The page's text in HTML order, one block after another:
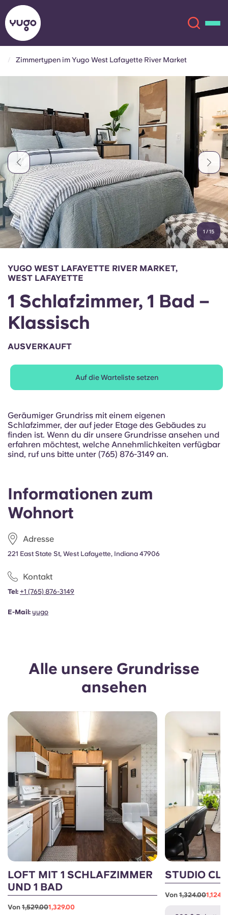
Standorte
Mehr
Konto Sprache
English (GB)
Deutsch
French
Wähle ein Land aus
Wähle eine Unterkunft aus
Anmelden
Jetzt buchen
Chinese Español
Català Deutsch
Italian French
Portuguese
Zimmertypen im Yugo West Lafayette River Market
1 /15
Informationen zum
Wohnort
Adresse
221 East State St, West Lafayette, Indiana 47906
Kontakt
Tel: +1 (765) 876-3149
E-Mail: yugo
YUGO WEST LAFAYETTE RIVER MARKET,
WEST LAFAYETTE
1 Schlafzimmer, 1 Bad –
Klassisch
AUSVERKAUFT
Auf die Warteliste setzen
Geräumiger Grundriss mit einem eigenen
Schlafzimmer, der auf jeder Etage des Gebäudes zu
finden ist. Wenn du dir unsere Grundrisse ansehen und
erfahren möchtest, welche Annehmlichkeiten verfügbar
sind, ruf uns bitte unter (765) 876-3149 an.
Alle unsere Grundrisse
ansehen
LOFT MIT 1 SCHLAFZIMMER
UND 1 BAD
Von 1,529.001,329.00
STUDIO
Von1,324.00